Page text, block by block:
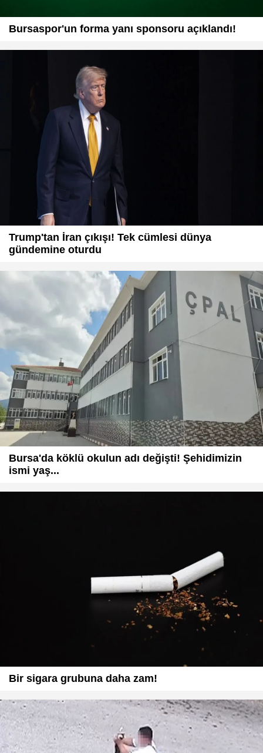
Bursaspor'un forma yanı sponsoru açıklandı!
Trump'tan İran çıkışı! Tek cümlesi dünya
gündemine oturdu
Bursa'da köklü okulun adı değişti! Şehidimizin
ismi yaş...
Bir sigara grubuna daha zam!